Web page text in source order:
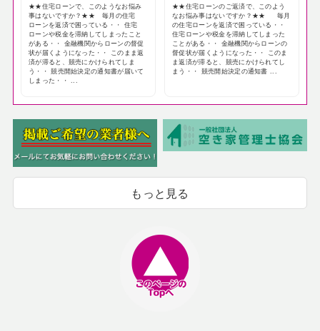
★★住宅ローンで、このようなお悩み
事はないですか？★★ 毎月の住宅
ローンを返済で困っている・・ 住宅
ローンや税金を滞納してしまったこと
がある・・ 金融機関からローンの督促
状が届くようになった・・ このまま返
済が滞ると、競売にかけられてしま
う・・ 競売開始決定の通知書が届いて
しまった・・ ...
★★住宅ローンのご返済で、このよう
なお悩み事はないですか？★★ 毎月
の住宅ローンを返済で困っている・・
住宅ローンや税金を滞納してしまった
ことがある・・ 金融機関からローンの
督促状が届くようになった・・ このま
ま返済が滞ると、競売にかけられてし
まう・・ 競売開始決定の通知書 ...
もっと見る